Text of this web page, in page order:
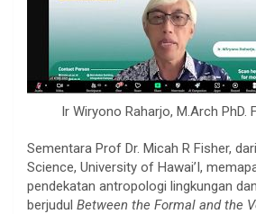
Ir Wiryono Raharjo, M.Arch PhD.
Sementara Prof Dr. Micah R Fisher,
Science, University of Hawai’I,
pendekatan antropologi lingkungan
berjudul Between the Formal and the